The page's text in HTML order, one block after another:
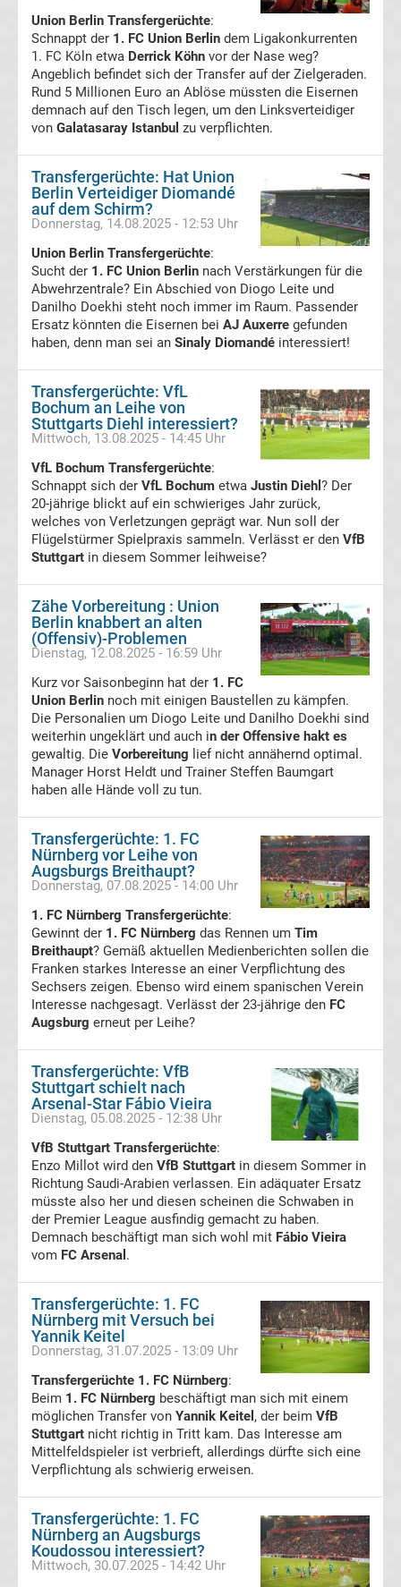
Youth
League
WM
Fußball
EM
Frauenfußball
Amateurfußball
Transfergerüchte
Transferticker
-
Meldungen
vom
Transfermarkt
Trainerentlassungen
Bundesliga
Porträts
Bundesliga
Alle
Bundesliga
Relegationsspiele
&
Alle
DFB-
Präsidenten
Alle
Fußballer
des
in
Deutschland
Alle
Fritz-
Union Berlin Transfergerüchte:
Schnappt der 1. FC Union Berlin dem Ligakonkurrenten
1. FC Köln etwa Derrick Köhn vor der Nase weg?
Angeblich befindet sich der Transfer auf der Zielgeraden.
Rund 5 Millionen Euro an Ablöse müssten die Eisernen
demnach auf den Tisch legen, um den Linksverteidiger
von Galatasaray Istanbul zu verpflichten.
Transfergerüchte: Hat Union
Berlin Verteidiger Diomandé
auf dem Schirm?
Donnerstag, 14.08.2025 - 12:53 Uhr
Union Berlin Transfergerüchte:
Sucht der 1. FC Union Berlin nach Verstärkungen für die
Abwehrzentrale? Ein Abschied von Diogo Leite und
Danilho Doekhi steht noch immer im Raum. Passender
Ersatz könnten die Eisernen bei AJ Auxerre gefunden
haben, denn man sei an Sinaly Diomandé interessiert!
Transfergerüchte: VfL
Bochum an Leihe von
Stuttgarts Diehl interessiert?
Mittwoch, 13.08.2025 - 14:45 Uhr
VfL Bochum Transfergerüchte:
Schnappt sich der VfL Bochum etwa Justin Diehl ? Der
20-jährige blickt auf ein schwieriges Jahr zurück,
welches von Verletzungen geprägt war. Nun soll der
Flügelstürmer Spielpraxis sammeln. Verlässt er den VfB
Stuttgart in diesem Sommer leihweise?
Zähe Vorbereitung : Union
Berlin knabbert an alten
(Offensiv)-Problemen
Dienstag, 12.08.2025 - 16:59 Uhr
Kurz vor Saisonbeginn hat der 1. FC
Union Berlin noch mit einigen Baustellen zu kämpfen.
Die Personalien um Diogo Leite und Danilho Doekhi sind
weiterhin ungeklärt und auch in der Offensive hakt es
gewaltig. Die Vorbereitung lief nicht annähernd optimal.
Manager Horst Heldt und Trainer Steffen Baumgart
haben alle Hände voll zu tun.
Transfergerüchte: 1. FC
Nürnberg vor Leihe von
Augsburgs Breithaupt?
Donnerstag, 07.08.2025 - 14:00 Uhr
1. FC Nürnberg Transfergerüchte:
Gewinnt der 1. FC Nürnberg das Rennen um Tim
Breithaupt? Gemäß aktuellen Medienberichten sollen die
Franken starkes Interesse an einer Verpflichtung des
Sechsers zeigen. Ebenso wird einem spanischen Verein
Interesse nachgesagt. Verlässt der 23-jährige den FC
Augsburg erneut per Leihe?
Transfergerüchte: VfB
Stuttgart schielt nach
Arsenal-Star Fábio Vieira
Dienstag, 05.08.2025 - 12:38 Uhr
VfB Stuttgart Transfergerüchte:
Enzo Millot wird den VfB Stuttgart in diesem Sommer in
Richtung Saudi-Arabien verlassen. Ein adäquater Ersatz
müsste also her und diesen scheinen die Schwaben in
der Premier League ausfindig gemacht zu haben.
Demnach beschäftigt man sich wohl mit Fábio Vieira
vom FC Arsenal .
Transfergerüchte: 1. FC
Nürnberg mit Versuch bei
Yannik Keitel
Donnerstag, 31.07.2025 - 13:09 Uhr
Transfergerüchte 1. FC Nürnberg:
Beim 1. FC Nürnberg beschäftigt man sich mit einem
möglichen Transfer von Yannik Keitel , der beim VfB
Stuttgart nicht richtig in Tritt kam. Das Interesse am
Mittelfeldspieler ist verbrieft, allerdings dürfte sich eine
Verpflichtung als schwierig erweisen.
Transfergerüchte: 1. FC
Nürnberg an Augsburgs
Koudossou interessiert?
Mittwoch, 30.07.2025 - 14:42 Uhr